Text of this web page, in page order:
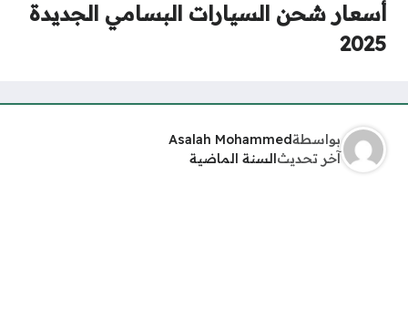
أسعار شحن السيارات البسامي الجديدة
2025
بواسطةAsalah Mohammed
آخر تحديثالسنة الماضية